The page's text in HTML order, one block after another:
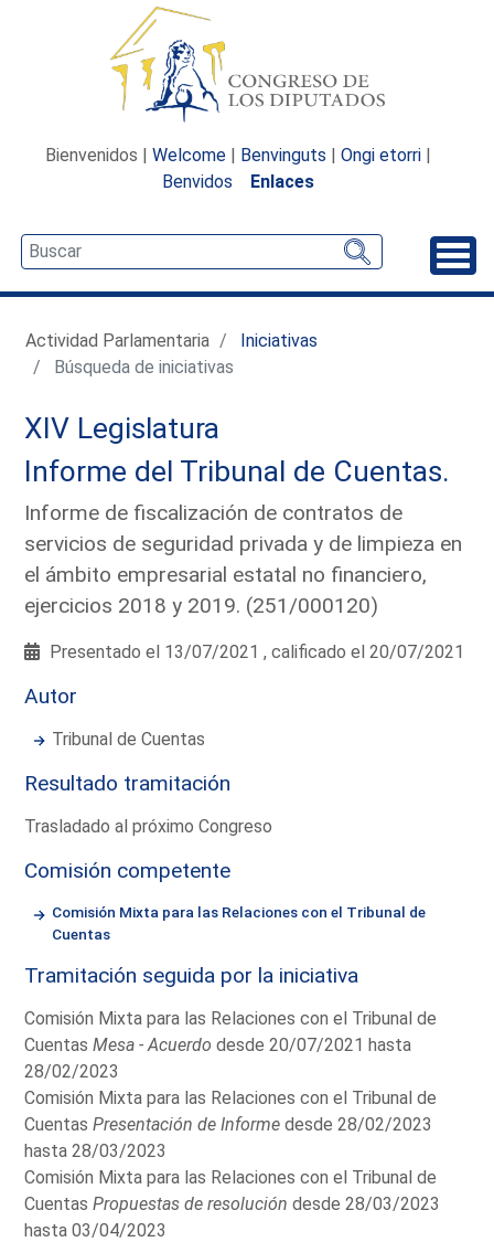
Bienvenidos | Welcome | Benvinguts | Ongi etorri |
Benvidos
Enlaces
Actividad Parlamentaria
Iniciativas
Búsqueda de iniciativas
XIV Legislatura
Informe del Tribunal de Cuentas.
Informe de fiscalización de contratos de
servicios de seguridad privada y de limpieza en
el ámbito empresarial estatal no financiero,
ejercicios 2018 y 2019. (251/000120)
Presentado el 13/07/2021 , calificado el 20/07/2021
Autor
Tribunal de Cuentas
Resultado tramitación
Trasladado al próximo Congreso
Comisión competente
Comisión Mixta para las Relaciones con el Tribunal de
Cuentas
Tramitación seguida por la iniciativa
Comisión Mixta para las Relaciones con el Tribunal de
CuentasMesa - Acuerdo desde 20/07/2021 hasta
28/02/2023
Comisión Mixta para las Relaciones con el Tribunal de
CuentasPresentación de Informe desde 28/02/2023
hasta 28/03/2023
Comisión Mixta para las Relaciones con el Tribunal de
CuentasPropuestas de resolución desde 28/03/2023
hasta 03/04/2023